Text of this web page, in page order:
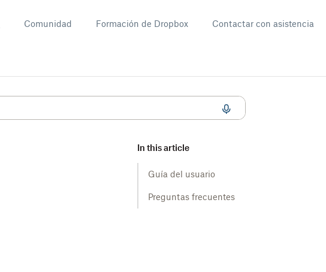
Comunidad Formación de Dropbox Contactar con asistencia
In this article
Guía del usuario
Preguntas frecuentes